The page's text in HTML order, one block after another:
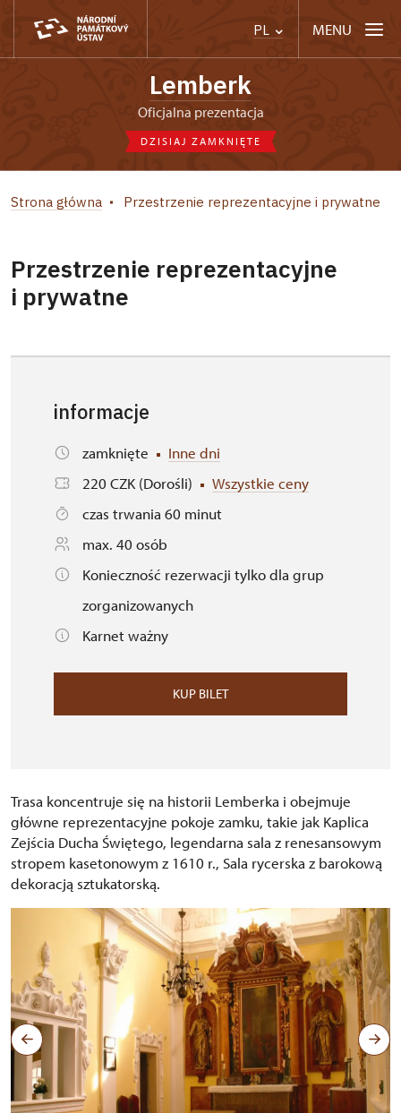
PL MENU
Lemberk
Oficjalna prezentacja
DZISIAJ ZAMKNIĘTE
Strona główna Przestrzenie reprezentacyjne i prywatne
Przestrzenie reprezentacyjne
i prywatne
informacje
zamknięte
Inne dni
220 CZK (Dorośli)
Wszystkie ceny
czas trwania 60 minut
max. 40 osób
Konieczność rezerwacji tylko dla grup
zorganizowanych
Karnet ważny
KUP BILET
Trasa koncentruje się na historii Lemberka i obejmuje
główne reprezentacyjne pokoje zamku, takie jak Kaplica
Zejścia Ducha Świętego, legendarna sala z renesansowym
stropem kasetonowym z 1610 r., Sala rycerska z barokową
dekoracją sztukatorską.